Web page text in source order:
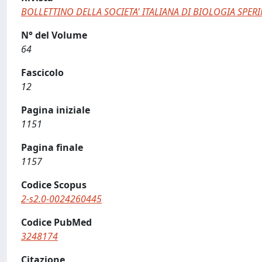
BOLLETTINO DELLA SOCIETA' ITALIANA DI BIOLOGIA
N° del Volume
64
Fascicolo
12
Pagina iniziale
1151
Pagina finale
1157
Codice Scopus
2-s2.0-0024260445
Codice PubMed
3248174